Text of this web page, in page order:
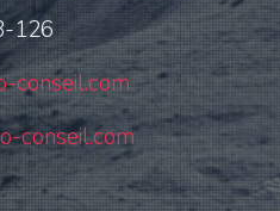
126
conseil.com
conseil.com